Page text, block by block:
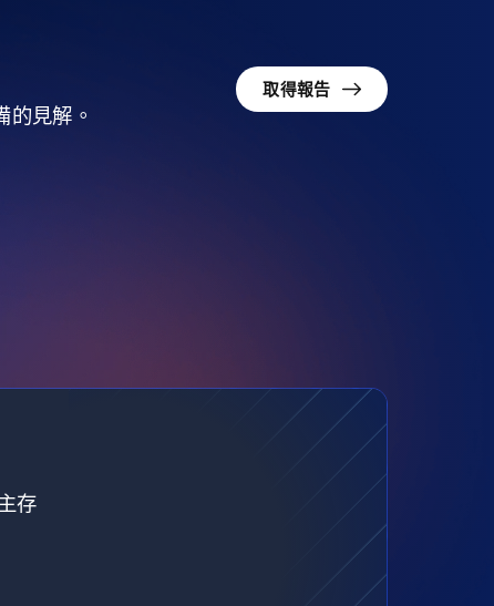
的見解。
取得報告
存